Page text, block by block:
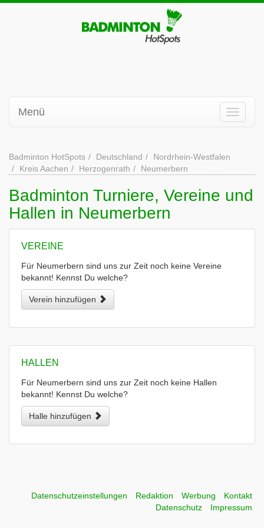
Menü
Badminton HotSpots Deutschland
Nordrhein-Westfalen
Kreis Aachen
Herzogenrath Neumerbern
Badminton Turniere, Vereine und
Hallen in Neumerbern
VEREINE
Für Neumerbern sind uns zur Zeit noch keine Vereine
bekannt! Kennst Du welche?
Verein hinzufügen
HALLEN
Für Neumerbern sind uns zur Zeit noch keine Hallen
bekannt! Kennst Du welche?
Halle hinzufügen
Datenschutzeinstellungen Redaktion Werbung
Kontakt
Datenschutz
Impressum